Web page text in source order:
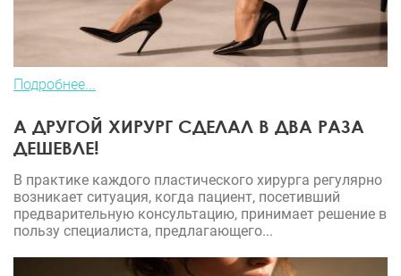
Подробнее...
А ДРУГОЙ ХИРУРГ СДЕЛАЛ В ДВА РАЗА
ДЕШЕВЛЕ!
В практике каждого пластического хирурга регулярно
возникает ситуация, когда пациент, посетивший
предварительную консультацию, принимает решение в
пользу специалиста, предлагающего...